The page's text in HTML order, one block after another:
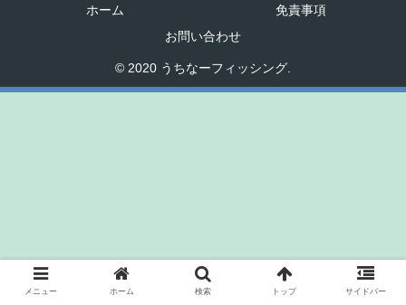
ホーム
免責事項
お問い合わせ
© 2020 うちなーフィッシング.
メニュー ホーム 検索 トップ サイドバー